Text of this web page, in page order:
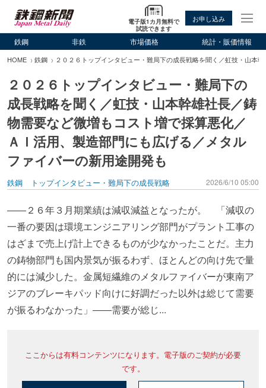
電子版1カ月無料で
試読できます
お申し込み
鉄鋼 非鉄 市場価格 統計・販価情報
HOME 鉄鋼 ２０２６トップインタビュー・難局下の成長戦略を聞く／虹技・山本
２０２６トップインタビュー・難局下の
成長戦略を聞く／虹技・山本幹雄社長／鋳
物需要など微増もコスト増で採算悪化／
ＡＩ活用、製造部門にも広げる／メタル
ファイバーの新用途開発も
鉄鋼 トップインタビュー・難局下の成長戦略 2026/6/10 05:00
――２６年３月期業績は減収減益となったが。 「減収の
一番の要因は環境エンジニアリング部門がプラント工事の
はざまで売上げ計上できるものが少なかったことだ。主力
の鋳物部門も国内景気が振るわず、ほとんどの向け先で量
的には減少した。金属短繊維のメタルファイバーが東南ア
ジアのブレーキパッド向けに好調だった以外は総じて需要
が振るわなかった」――需要が総じ...
ここからは有料コンテンツになります。電子版のご契約が必要
です。